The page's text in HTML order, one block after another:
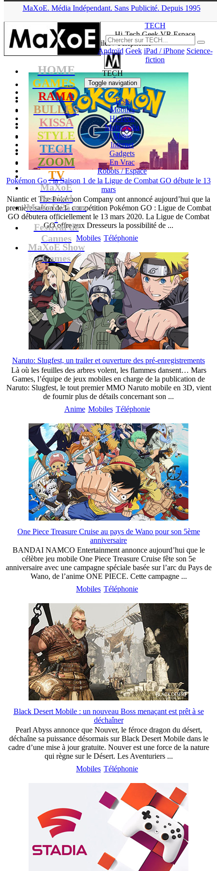
MaXoE. Média Indépendant. Sans Publicité. Depuis 1995
HOME
GAMES
RAMA
BULLES
KISSA
STYLE
TECH
ZOOM
TV
MaXoE
Festival
MaXoE 25 ans
!
Festival de
Cannes
MaXoE Show
Games
TECH
Hi-Tech Geek VR Espace
Androïd Geek iPad / iPhone Science-
fiction
TECH
Toggle navigation
Tests
Mobiles
Hi-Tech
Multimédia
Matos
Internet
Gadgets
En Vrac
Robots /Espace
▲
News Mobiles / Téléphonie
Pokémon Go : la Saison 1 de la Ligue de Combat GO débute le 13
mars
Niantic et The Pokémon Company ont annoncé aujourd’hui que la
première saison de la compétition Pokémon GO : Ligue de Combat
GO débutera officiellement le 13 mars 2020. La Ligue de Combat
GO offre aux Dresseurs la possibilité de ...
Mobiles Téléphonie
Naruto: Slugfest, un trailer et ouverture des pré-enregistrements
Là où les feuilles des arbres volent, les flammes dansent… Mars
Games, l’équipe de jeux mobiles en charge de la publication de
Naruto: Slugfest, le tout premier MMO Naruto mobile en 3D, vient
de fournir plus de détails concernant son ...
Anime Mobiles Téléphonie
One Piece Treasure Cruise au pays de Wano pour son 5ème
anniversaire
BANDAI NAMCO Entertainment annonce aujourd’hui que le
célèbre jeu mobile One Piece Treasure Cruise fête son 5e
anniversaire avec une campagne spéciale basée sur l’arc du Pays de
Wano, de l’anime ONE PIECE. Cette campagne ...
Mobiles Téléphonie
Black Desert Mobile : un nouveau Boss menaçant est prêt à se
déchaîner
Pearl Abyss annonce que Nouver, le féroce dragon du désert,
déchaîne sa puissance désormais sur Black Desert Mobile dans le
cadre d’une mise à jour gratuite. Nouver est une force de la nature
qui règne sur le Désert. Les Aventuriers ...
Mobiles Téléphonie